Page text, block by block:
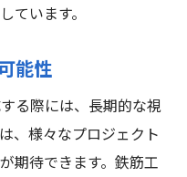
ています。
能性
る際には、長期的な視
、様々なプロジェクト
期待できます。鉄筋工